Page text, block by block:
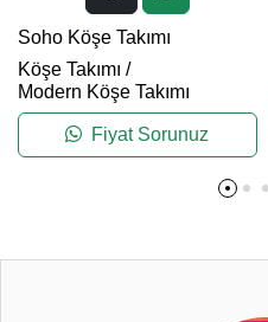
Soho Köşe Takımı
Köşe Takımı /
Modern Köşe Takımı
Fiyat Sorunuz